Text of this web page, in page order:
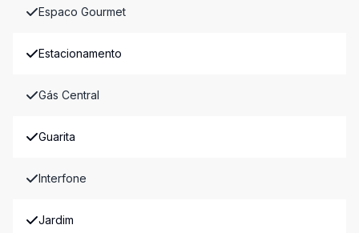
Espaco Gourmet
Estacionamento
Gás Central
Guarita
Interfone
Jardim